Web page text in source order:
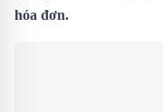
hóa đơn.